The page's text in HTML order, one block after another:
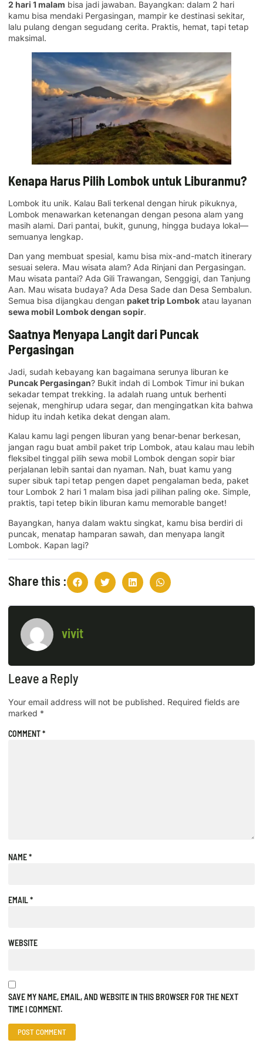
2 hari 1 malam bisa jadi jawaban. Bayangkan: dalam 2 hari
kamu bisa mendaki Pergasingan, mampir ke destinasi sekitar,
lalu pulang dengan segudang cerita. Praktis, hemat, tapi tetap
maksimal.
Kenapa Harus Pilih Lombok untuk Liburanmu?
Lombok itu unik. Kalau Bali terkenal dengan hiruk pikuknya,
Lombok menawarkan ketenangan dengan pesona alam yang
masih alami. Dari pantai, bukit, gunung, hingga budaya lokal—
semuanya lengkap.
Dan yang membuat spesial, kamu bisa mix-and-match itinerary
sesuai selera. Mau wisata alam? Ada Rinjani dan Pergasingan.
Mau wisata pantai? Ada Gili Trawangan, Senggigi, dan Tanjung
Aan. Mau wisata budaya? Ada Desa Sade dan Desa Sembalun.
Semua bisa dijangkau dengan paket trip Lombok atau layanan
sewa mobil Lombok dengan sopir.
Saatnya Menyapa Langit dari Puncak
Pergasingan
Jadi, sudah kebayang kan bagaimana serunya liburan ke
Puncak Pergasingan? Bukit indah di Lombok Timur ini bukan
sekadar tempat trekking. Ia adalah ruang untuk berhenti
sejenak, menghirup udara segar, dan mengingatkan kita bahwa
hidup itu indah ketika dekat dengan alam.
Kalau kamu lagi pengen liburan yang benar-benar berkesan,
jangan ragu buat ambil paket trip Lombok, atau kalau mau lebih
fleksibel tinggal pilih sewa mobil Lombok dengan sopir biar
perjalanan lebih santai dan nyaman. Nah, buat kamu yang
super sibuk tapi tetap pengen dapet pengalaman beda, paket
tour Lombok 2 hari 1 malam bisa jadi pilihan paling oke. Simple,
praktis, tapi tetep bikin liburan kamu memorable banget!
Bayangkan, hanya dalam waktu singkat, kamu bisa berdiri di
puncak, menatap hamparan sawah, dan menyapa langit
Lombok. Kapan lagi?
Share this :
vivit
Leave a Reply
Your email address will not be published. Required fields are
marked *
COMMENT*
NAME*
EMAIL*
WEBSITE
SAVE MY NAME, EMAIL, AND WEBSITE IN THIS BROWSER FOR THE NEXT
TIME I COMMENT.